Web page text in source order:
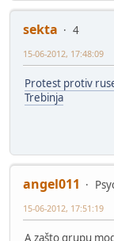
sekta
4
15-06-2012, 17:48:09
Protest protiv
Trebinja
angel011
15-06-2012, 17:51:19
A zašto grupu